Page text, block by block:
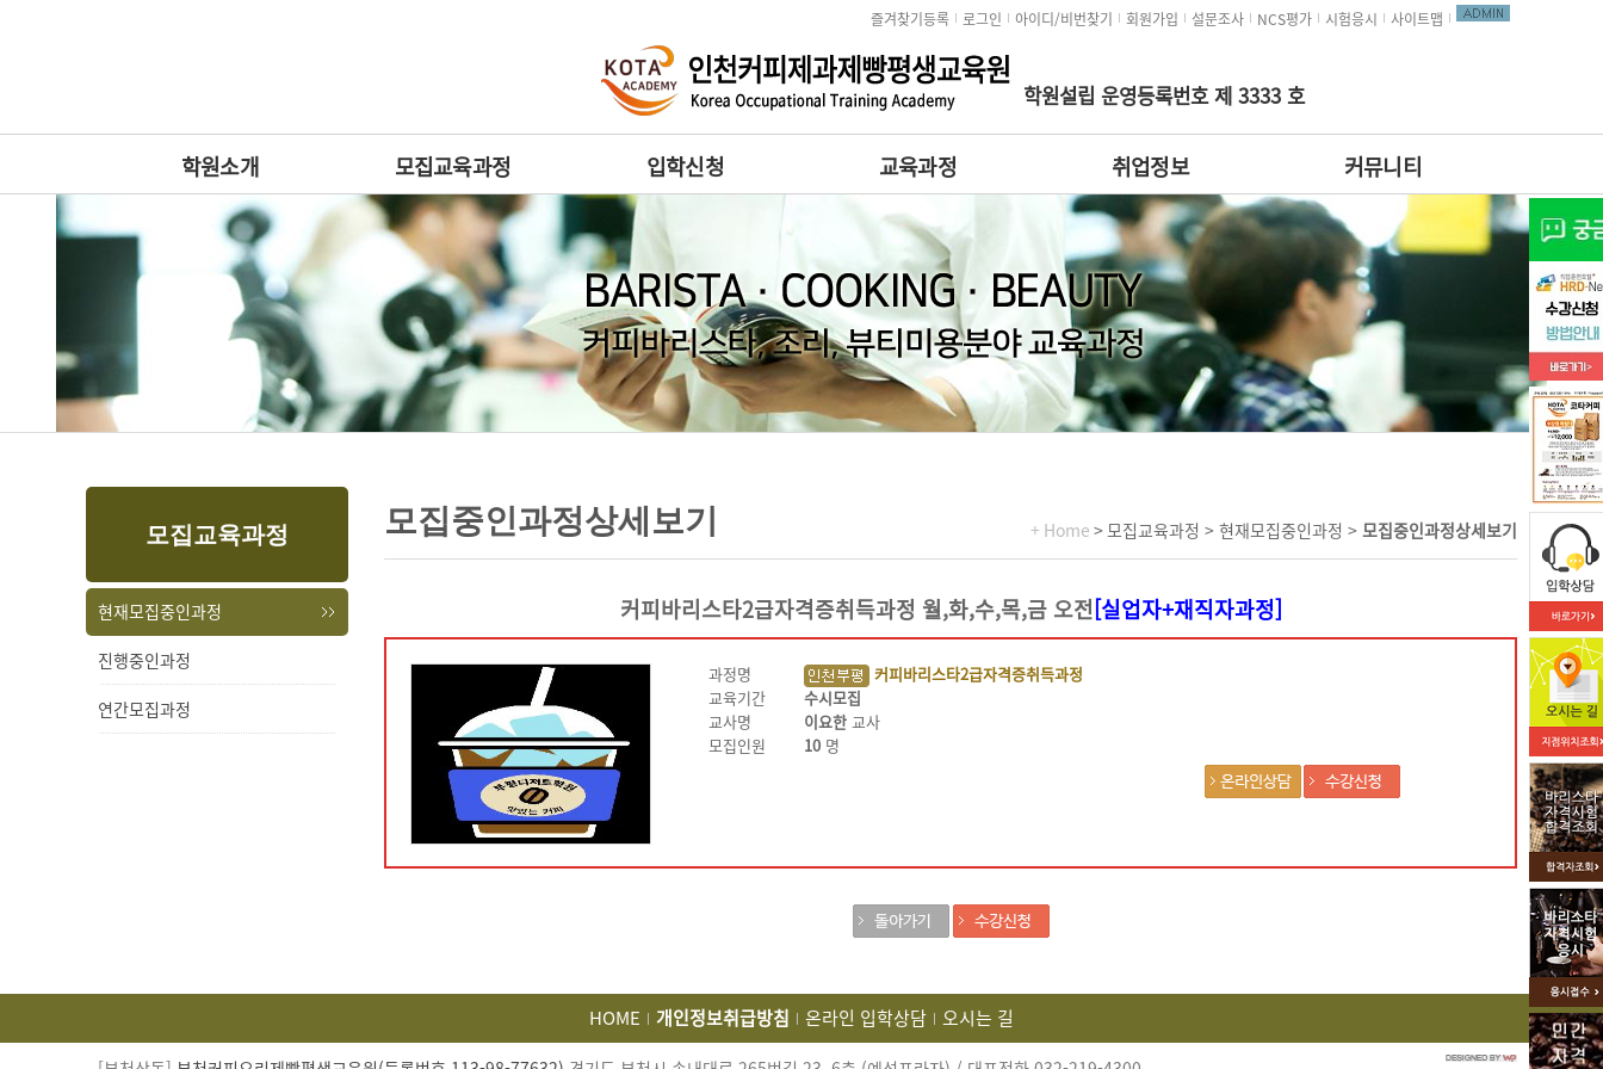
학원설립 운영등록번호 제 3333 호
즐겨찾기등록 로그인 아이디/비번찾기 회원가입 설문조사 NCS평가 시험응시 사이트맵
뉴
학원소개 모집교육과정 입학신청 교육과정 취업정보 커뮤니티
하
모집교육과정
현재모집중인과정
진행중인과정
연간모집과정
링
본
모집중인과정상세보기 + Home > 모집교육과정 > 현재모집중인과정 > 모집중인과정상세보기
커피바리스타2급자격증취득과정 월,화,수,목,금 오전 [실업자+재직자과정]
과정명
커피바리스타2급자격증취득과정
교육기간
수시모집
교사명
이요한 교사
모집인원
10 명
HOME 개인정보취급방침 온라인 입학상담 오시는 길